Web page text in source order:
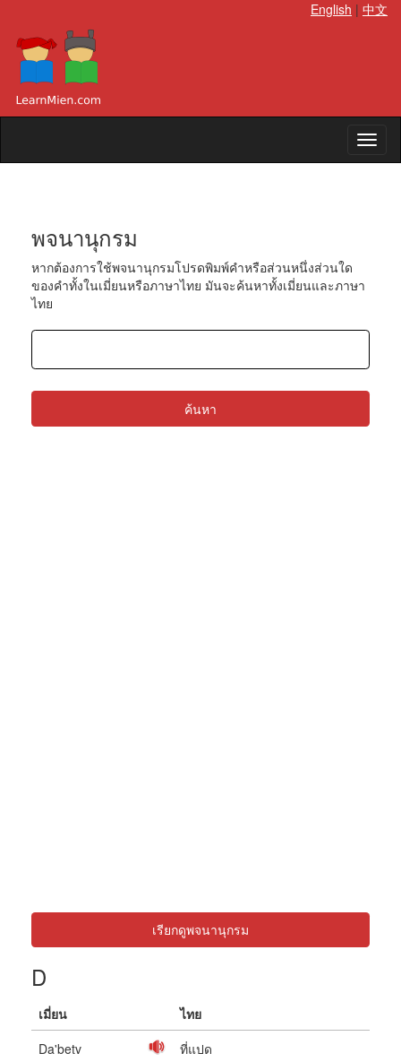
English | 中文
พจนานุกรม
หากต้องการใช้พจนานุกรมโปรดพิมพ์คำหรือส่วนหนึ่งส่วนใด
ของคำทั้งในเมี่ยนหรือภาษาไทย มันจะค้นหาทั้งเมี่ยนและภาษา
ไทย
เรียกดูพจนานุกรม
D
เมี่ยน
ไทย
Da'betv
ที่แปด